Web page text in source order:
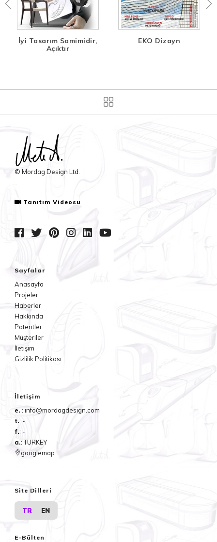
İyi Tasarım Samimidir,
Açıktır
EKO Dizayn
© Mordag Design Ltd.
Tanıtım Videosu
Sayfalar
Anasayfa
Projeler
Haberler
Hakkında
Patentler
Müşteriler
İletişim
Gizlilik Politikası
İletişim
e. : info@mordagdesign.com
t.: -
f.: -
a.: TURKEY
googlemap
Site Dilleri
TR EN
E-Bülten